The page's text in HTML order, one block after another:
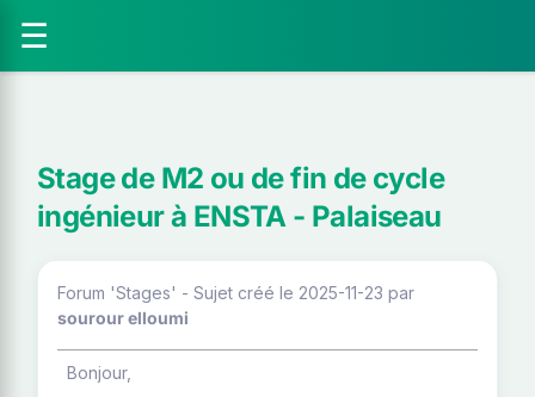
☰
Stage de M2 ou de fin de cycle
ingénieur à ENSTA - Palaiseau
Forum 'Stages' - Sujet créé le 2025-11-23 par
sourour elloumi
Bonjour,